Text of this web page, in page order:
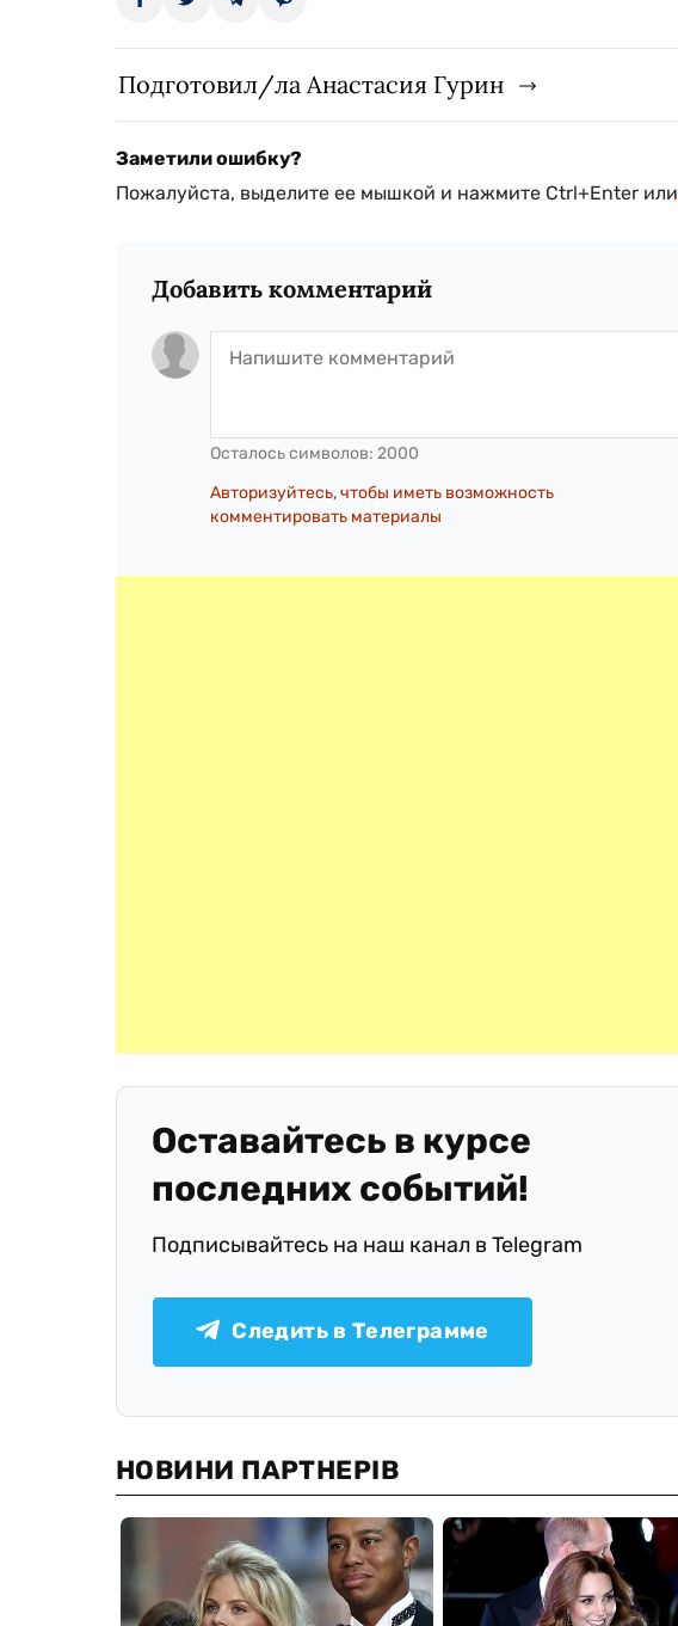
Подготовил/ла Анастасия Гурин
Заметили ошибку?
Пожалуйста, выделите ее мышкой и нажмите Ctrl+Enter или
Добавить комментарий
Осталось символов: 2000
Авторизуйтесь, чтобы иметь возможность
комментировать материалы
Оставайтесь в курсе
последних событий!
Подписывайтесь на наш канал в Telegram
Следить в Телеграмме